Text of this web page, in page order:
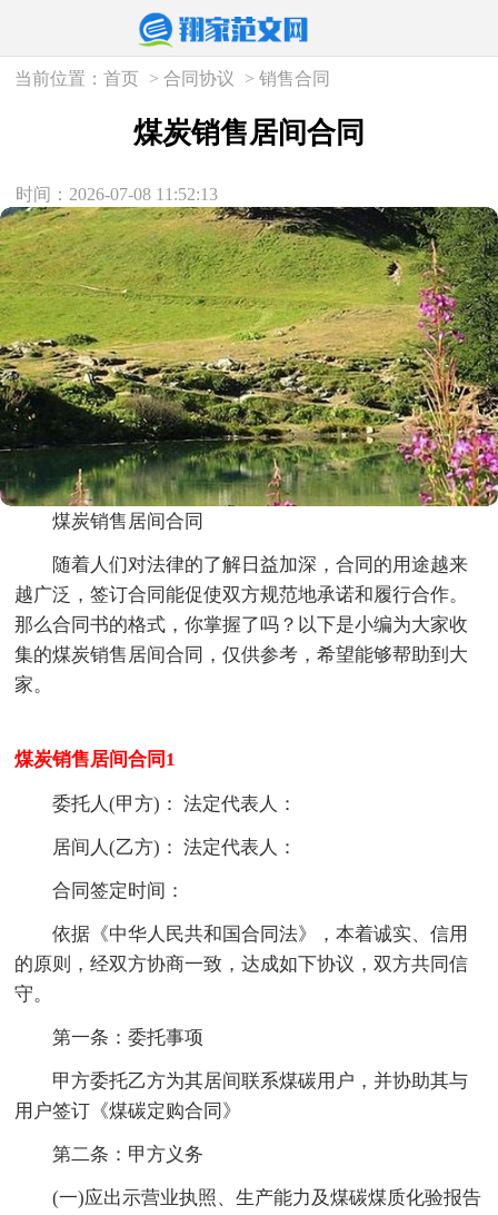
当前位置：首页 >合同协议 >销售合同
煤炭销售居间合同
时间：2026-07-08 11:52:13
煤炭销售居间合同
随着人们对法律的了解日益加深，合同的用途越来
越广泛，签订合同能促使双方规范地承诺和履行合作。
那么合同书的格式，你掌握了吗？以下是小编为大家收
集的煤炭销售居间合同，仅供参考，希望能够帮助到大
家。
煤炭销售居间合同1
委托人(甲方)： 法定代表人：
居间人(乙方)： 法定代表人：
合同签定时间：
依据《中华人民共和国合同法》，本着诚实、信用
的原则，经双方协商一致，达成如下协议，双方共同信
守。
第一条：委托事项
甲方委托乙方为其居间联系煤碳用户，并协助其与
用户签订《煤碳定购合同》
第二条：甲方义务
(一)应出示营业执照、生产能力及煤碳煤质化验报告